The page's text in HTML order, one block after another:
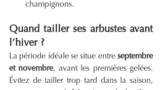
champignons.
Quand tailler ses arbustes avant
l’hiver ?
La période idéale se situe entre septembre
et novembre, avant les premières gelées.
Évitez de tailler trop tard dans la saison,